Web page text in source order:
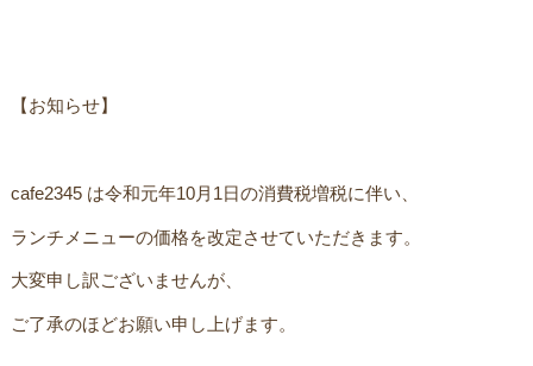
【お知らせ】
cafe2345 は令和元年10月1日の消費税増税に伴い、
ランチメニューの価格を改定させていただきます。
大変申し訳ございませんが、
ご了承のほどお願い申し上げます。